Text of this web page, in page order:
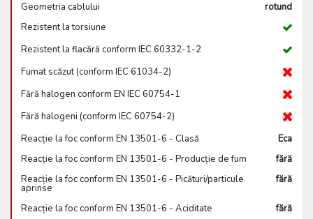
Geometria cablului
rotund
Rezistent la torsiune
Rezistent la flacără conform IEC 60332-1-2
Fumat scăzut (conform IEC 61034-2)
Fără halogen conform EN IEC 60754-1
Fără halogeni (conform IEC 60754-2)
Reacție la foc conform EN 13501-6 - Clasă
Eca
Reacție la foc conform EN 13501-6 - Producție de fum
fără
Reacție la foc conform EN 13501-6 - Picături/particule
aprinse
fără
Reacție la foc conform EN 13501-6 - Aciditate
fără